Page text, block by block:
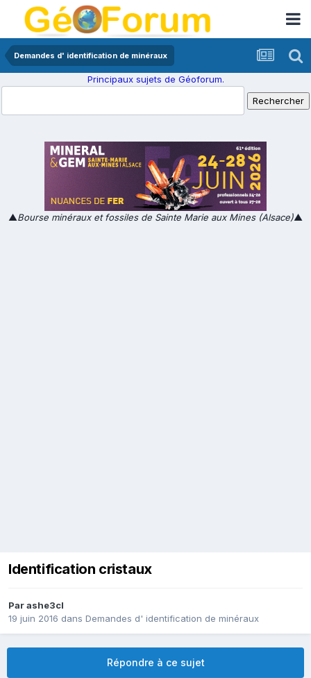
Demandes d' identification de minéraux
Principaux sujets de Géoforum.
▲Bourse minéraux et fossiles de Sainte Marie aux Mines (Alsace)▲
Identification cristaux
Parashe3cl
19 juin 2016 dans Demandes d' identification de minéraux
Répondre à ce sujet